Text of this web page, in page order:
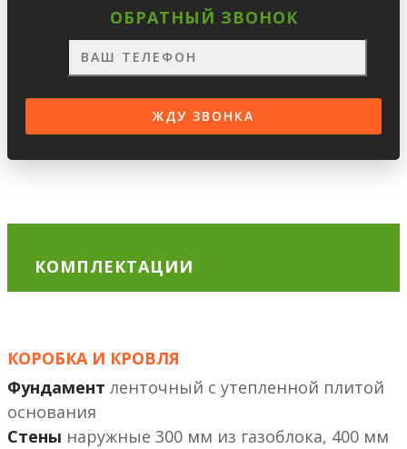
ОБРАТНЫЙ ЗВОНОК
КОМПЛЕКТАЦИИ
КОРОБКА И КРОВЛЯ
Фундамент ленточный с утепленной плитой
основания
Стены наружные 300 мм из газоблока, 400 мм